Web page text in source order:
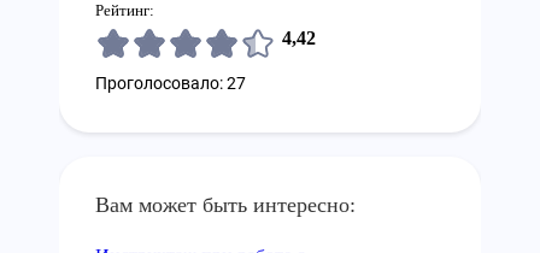
Рейтинг:
4,42
Проголосовало: 27
Вам может быть интересно: